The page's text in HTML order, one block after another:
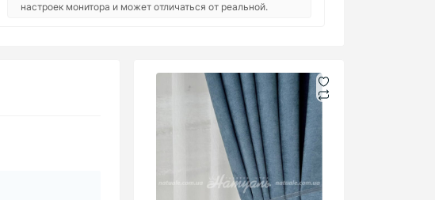
настроек монитора и может отличаться от реальной.